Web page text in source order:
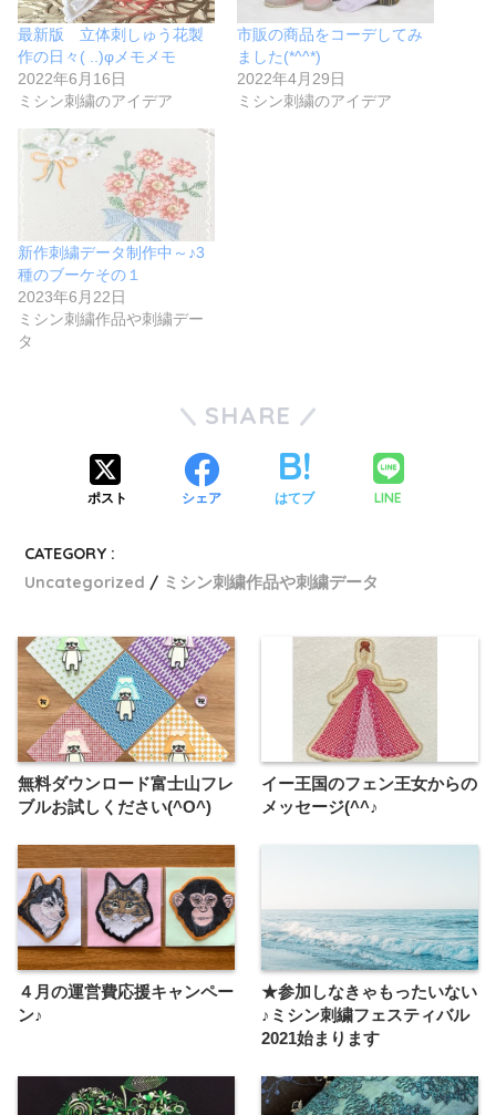
最新版 立体刺しゅう花製
作の日々( ..)φメモメモ
2022年6月16日
ミシン刺繍のアイデア
市販の商品をコーデしてみ
ました(*^^*)
2022年4月29日
ミシン刺繍のアイデア
新作刺繍データ制作中～♪3
種のブーケその１
2023年6月22日
ミシン刺繍作品や刺繍デー
タ
SHARE
ポスト シェア はてブ LINE
CATEGORY :
Uncategorized
ミシン刺繍作品や刺繍データ
無料ダウンロード富士山フレ
ブルお試しください(^O^)
イー王国のフェン王女からの
メッセージ(^^♪
４月の運営費応援キャンペー
ン♪
★参加しなきゃもったいない
♪ミシン刺繍フェスティバル
2021始まります